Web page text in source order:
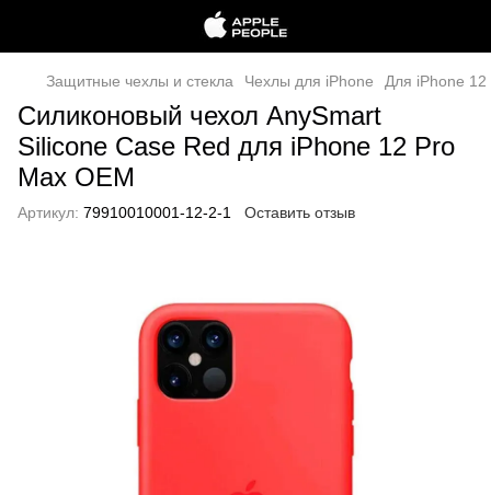
Защитные чехлы и стекла Чехлы для iPhone Для iPhone 12
Силиконовый чехол AnySmart
Silicone Case Red для iPhone 12 Pro
Max OEM
Артикул: 79910010001-12-2-1 Оставить отзыв